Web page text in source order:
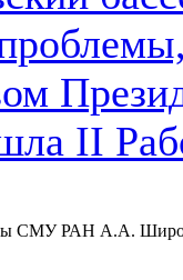
II
СМУ РАН А.А.